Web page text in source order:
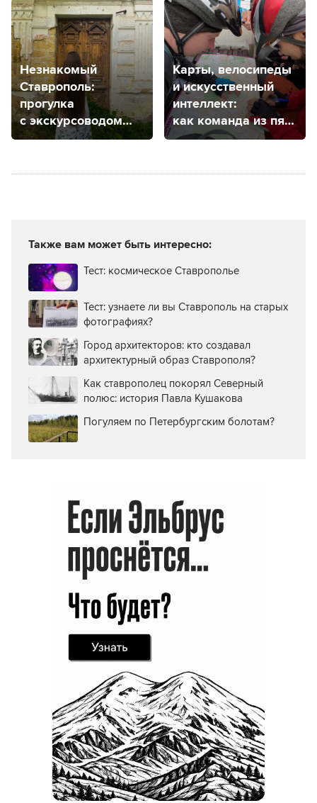
Незнакомый
Ставрополь:
прогулка
с экскурсоводом
для тех, кто гулял
Карты, велосипеды
и искусственный
интеллект:
как команда из пяти
ставропольцев
городские квесты?
Также вам может быть интересно:
Тест: космическое Ставрополье
Тест: узнаете ли вы Ставрополь на старых
фотографиях?
Город архитекторов: кто создавал
архитектурный образ Ставрополя?
Как ставрополец покорял Северный
полюс: история Павла Кушакова
Погуляем по Петербургским болотам?